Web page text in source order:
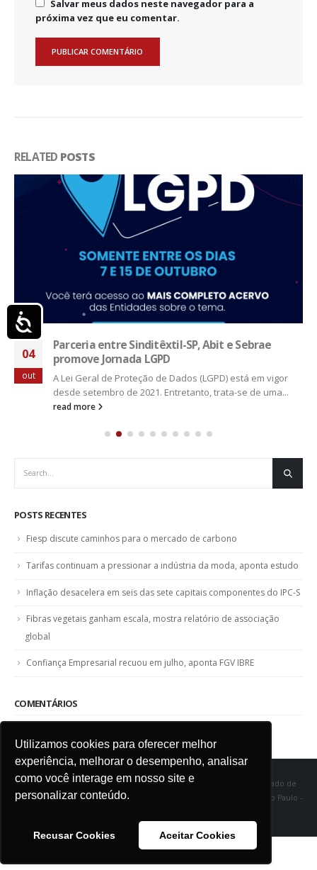
Utilizamos cookies para oferecer melhor
experiência, melhorar o desempenho, analisar
como você interage em nosso site e
personalizar conteúdo.
Recusar Cookies Aceitar Cookies
Acessibilidade
Salvar meus dados neste navegador para a
próxima vez que eu comentar.
RELATED POSTS
04
out
Parceria entre Sinditêxtil-SP, Abit e Sebrae
promove Jornada LGPD
A Lei Geral de Proteção de Dados (LGPD) está em vigor
desde setembro de 2021. Entretanto, trata-se de uma...
read more
POSTS RECENTES
Fiesp discute caminhos para o mercado de carbono
Tarifas continuam a pressionar a indústria da moda, aponta estudo
Inflação desacelera em seis das sete capitais componentes do IPC-S
Fibras vegetais ganham escala, mostra relatório de associação
global
Confiança Empresarial recuou em julho, aponta FGV IBRE
COMENTÁRIOS
SINDITÊXTIL SP - Sindicato das Indústrias de Fiação e Tecelagem do Estado de
São Paulo Rua Marquês de Itu, 968 - Vila Buarque - Cep 01223-000 - São Paulo -